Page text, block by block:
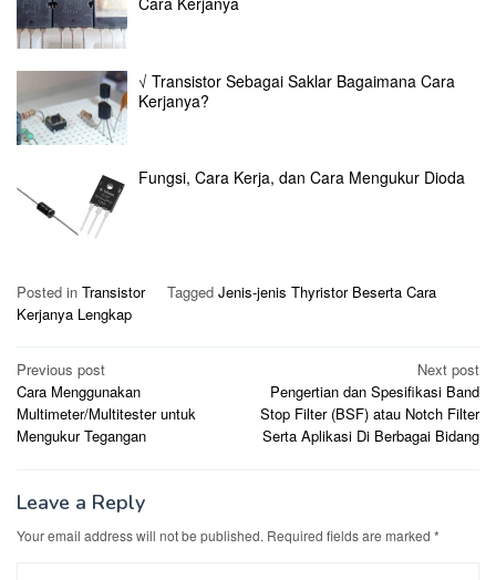
√ Transistor Sebagai Saklar Bagaimana Cara
Kerjanya?
Fungsi, Cara Kerja, dan Cara Mengukur Dioda
Posted in Transistor Tagged Jenis-jenis Thyristor Beserta Cara
Kerjanya Lengkap
Post
navigation
Previous post
Cara Menggunakan
Multimeter/Multitester untuk
Mengukur Tegangan
Next post
Pengertian dan Spesifikasi Band
Stop Filter (BSF) atau Notch Filter
Serta Aplikasi Di Berbagai Bidang
Leave a Reply
Your email address will not be published. Required fields are marked *